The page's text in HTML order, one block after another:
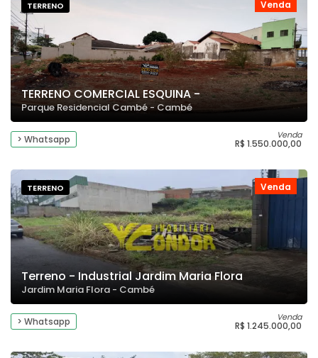
Venda
TERRENO
TERRENO COMERCIAL ESQUINA -
Parque Residencial Cambé - Cambé
> Whatsapp Venda
R$ 1.550.000,00
Venda
TERRENO
Terreno - Industrial Jardim Maria Flora
Jardim Maria Flora - Cambé
> Whatsapp Venda
R$ 1.245.000,00